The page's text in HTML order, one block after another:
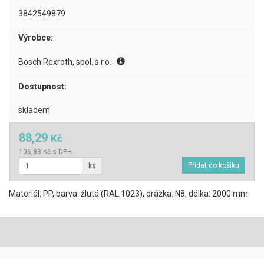
3842549879
Výrobce:
Bosch Rexroth, spol. s r.o.
Dostupnost:
skladem
88,29 Kč
106,83 Kč s DPH
ks
Materiál: PP, barva: žlutá (RAL 1023), drážka: N8, délka: 2000 mm